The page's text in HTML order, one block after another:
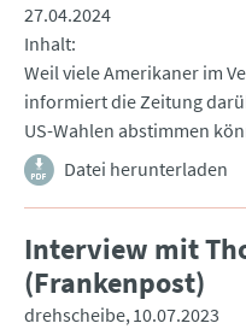
27.04.2024
Inhalt
Weil viele Amerikaner im
informiert die Zeitung
US-Wahlen abstimmen
Datei herunterladen
Interview mit
(Frankenpost)
drehscheibe 10.07.2023